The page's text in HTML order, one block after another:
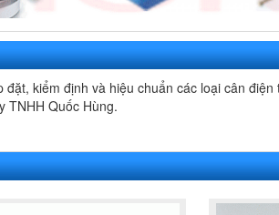
kiểm định và hiệu chuẩn các loại cân điện
TNHH Quốc Hùng.